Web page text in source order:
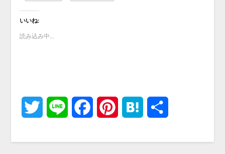
いいね:
読み込み中...
Twitter Line FacebookPinterest Hatena